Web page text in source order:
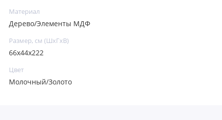
Материал
Дерево/Элементы МДФ
Размер, см (ШхГхВ)
66х44х222
Цвет
Молочный/Золото